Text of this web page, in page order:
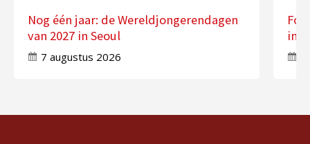
Nog één jaar: de Wereldjongerendagen
van 2027 in Seoul
7 augustus 2026
in